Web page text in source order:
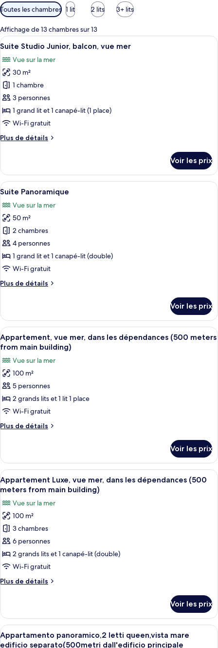
Filtres
disponibles
pour
les
chambres
Toutes les chambres 1 lit 2 lits 3+ lits
Affichage de 13 chambres sur 13
Afficher
toutes
les
photos
pour
ce
type
de
chambre :
Suite
balcon,
vue
mer
Une chambre d’hôtel avec un lit,
11
Suite Studio Junior, balcon, vue mer
Vue sur la mer
30 m²
1 chambre
3 personnes
1 grand lit et 1 canapé-lit (1 place)
Wi-Fi gratuit
Plus de détails
Plus
le
type
de
Suite
Studio
Junior,
balcon,
vue
mer
Voir les prix
Afficher
toutes
les
photos
pour
ce
type
de
chambre :
Suite
Un salon avec un sol à motifs, un
5
Suite Panoramique
Vue sur la mer
50 m²
2 chambres
4 personnes
1 grand lit et 1 canapé-lit (double)
Wi-Fi gratuit
Plus de détails
Plus
le
type
de
chambre
Panoramique
Voir les prix
Afficher
toutes
photos
pour
ce
type
de
chambre :
Appartement,
mer,
dans
les
dépendances
(500
meters
from
main
building)
Appartement, vue mer, dans les
12
Appartement, vue mer, dans les dépendances (500 meters
from main building)
Vue sur la mer
100 m²
5 personnes
2 grands lits et 1 lit 1 place
Wi-Fi gratuit
Plus de détails
Plus
le
type
de
chambre
vue
mer,
dans
les
dépendances
meters
from
building)
Voir les prix
Afficher
toutes
photos
pour
ce
type
de
chambre :
Luxe,
dans
les
dépendances
Une chambre à coucher avec un
10
Appartement Luxe, vue mer, dans les dépendances (500
meters from main building)
Vue sur la mer
100 m²
3 chambres
6 personnes
2 grands lits et 1 canapé-lit (double)
Wi-Fi gratuit
Plus de détails
Plus
le
type
de
chambre
Voir les prix
Afficher
toutes
Une terrasse avec une table
9
Appartamento panoramico,2 letti queen,vista mare
edificio separato(500metri dall'edificio principale